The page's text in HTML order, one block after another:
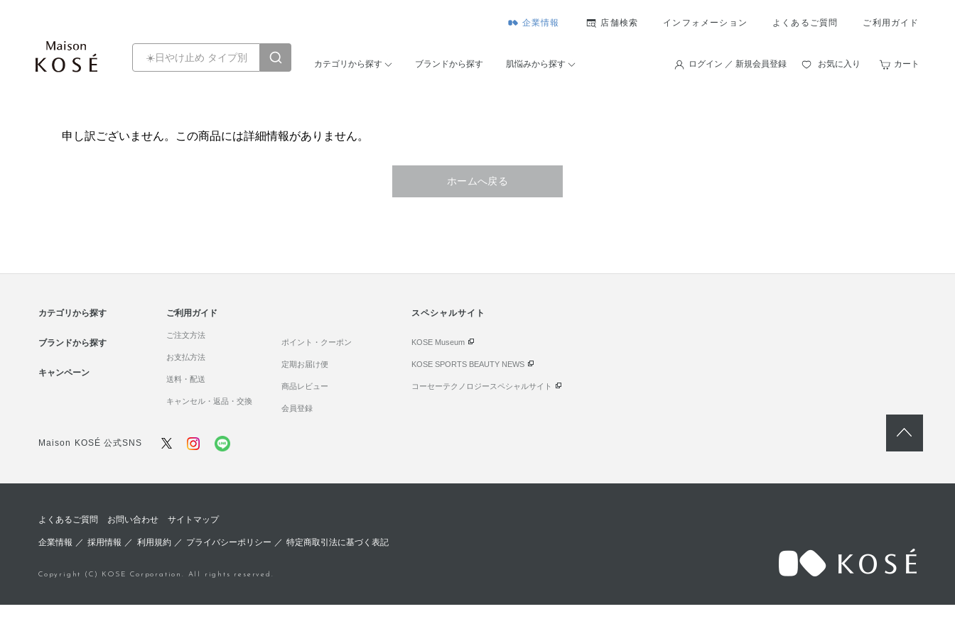
企業情報 店舗検索 インフォメーション よくあるご質問 ご利用ガイド
カテゴリから探す ブランドから探す 肌悩みから探す ログイン ／ 新規会員登録 お気に入り カート
申し訳ございません。この商品には詳細情報がありません。
ホームへ戻る
カテゴリから探す
ブランドから探す
キャンペーン
ご利用ガイド
ご注文方法
お支払方法
送料・配送
キャンセル・返品・交換
ポイント・クーポン
定期お届け便
商品レビュー
会員登録
スペシャルサイト
KOSE Museum
KOSE SPORTS BEAUTY NEWS
コーセーテクノロジースペシャルサイト
Maison KOSÉ 公式SNS
よくあるご質問 お問い合わせ サイトマップ
企業情報 ／採用情報 ／ 利用規約／ プライバシーポリシー ／ 特定商取引法に基づく表記
Copyright (C) KOSE Corporation. All rights reserved.